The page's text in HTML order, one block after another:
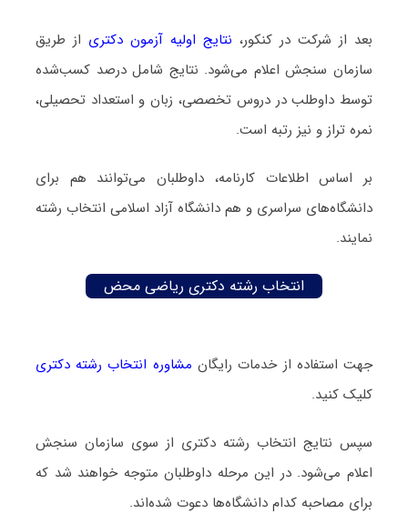
بعد از شرکت در کنکور، نتایج اولیه آزمون دکتری از طریق
سازمان سنجش اعلام می‌شود. نتایج شامل درصد کسب‌شده
توسط داوطلب در دروس تخصصی، زبان و استعداد تحصیلی،
نمره تراز و نیز رتبه است.
بر اساس اطلاعات کارنامه، داوطلبان می‌توانند هم برای
دانشگاه‌های سراسری و هم دانشگاه آزاد اسلامی انتخاب رشته
نمایند.
انتخاب رشته دکتری ریاضی محض
جهت استفاده از خدمات رایگان مشاوره انتخاب رشته دکتری
کلیک کنید.
سپس نتایج انتخاب رشته دکتری از سوی سازمان سنجش
اعلام می‌شود. در این مرحله داوطلبان متوجه خواهند شد که
برای مصاحبه کدام دانشگاه‌ها دعوت شده‌اند.